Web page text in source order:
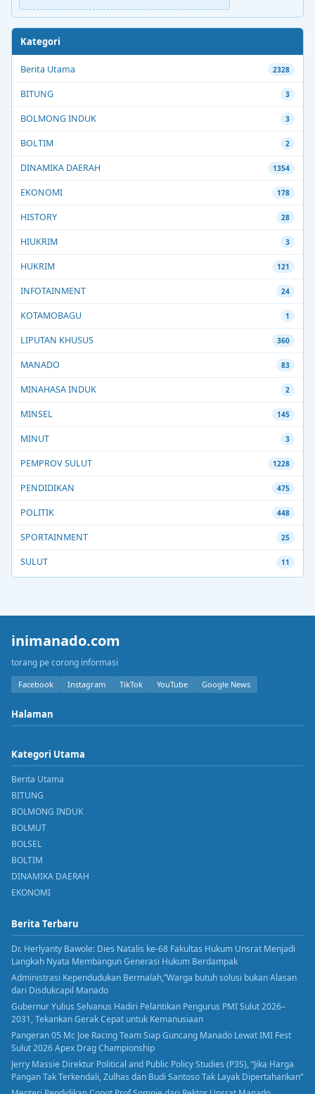
Kategori
Berita Utama 2328
BITUNG 3
BOLMONG INDUK 3
BOLTIM 2
DINAMIKA DAERAH 1354
EKONOMI 178
HISTORY 28
HIUKRIM 3
HUKRIM 121
INFOTAINMENT 24
KOTAMOBAGU 1
LIPUTAN KHUSUS 360
MANADO 83
MINAHASA INDUK 2
MINSEL 145
MINUT 3
PEMPROV SULUT 1228
PENDIDIKAN 475
POLITIK 448
SPORTAINMENT 25
SULUT 11
inimanado.com
torang pe corong informasi
Facebook Instagram TikTok YouTube Google News
Halaman
Kategori Utama
Berita Utama
BITUNG
BOLMONG INDUK
BOLMUT
BOLSEL
BOLTIM
DINAMIKA DAERAH
EKONOMI
Berita Terbaru
Dr. Herlyanty Bawole: Dies Natalis ke-68 Fakultas Hukum Unsrat Menjadi
Langkah Nyata Membangun Generasi Hukum Berdampak
Administrasi Kependudukan Bermalah,”Warga butuh solusi bukan Alasan
dari Disdukcapil Manado
Gubernur Yulius Selvanus Hadiri Pelantikan Pengurus PMI Sulut 2026–
2031, Tekankan Gerak Cepat untuk Kemanusiaan
Pangeran 05 Mc Joe Racing Team Siap Guncang Manado Lewat IMI Fest
Sulut 2026 Apex Drag Championship
Jerry Massie Direktur Political and Public Policy Studies (P3S), “Jika Harga
Pangan Tak Terkendali, Zulhas dan Budi Santoso Tak Layak Dipertahankan”